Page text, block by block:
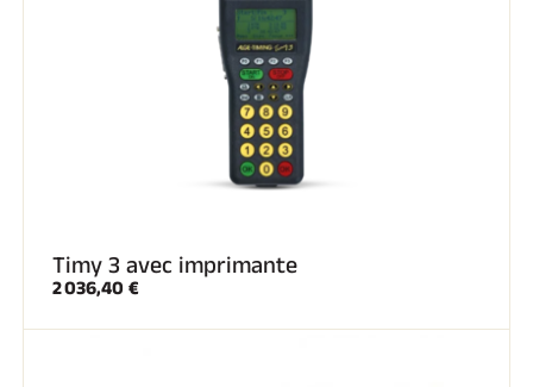
Timy 3 avec imprimante
2 036,40 €